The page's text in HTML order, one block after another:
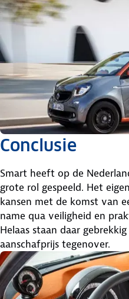
Conclusie
Smart heeft op de
grote rol gespeeld. Het
kansen met de komst van
name qua veiligheid en
Helaas staan daar
aanschafprijs tegenover.